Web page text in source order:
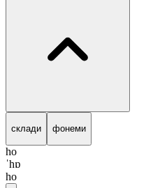
склади фонеми
ho
ˈhɒ
ho